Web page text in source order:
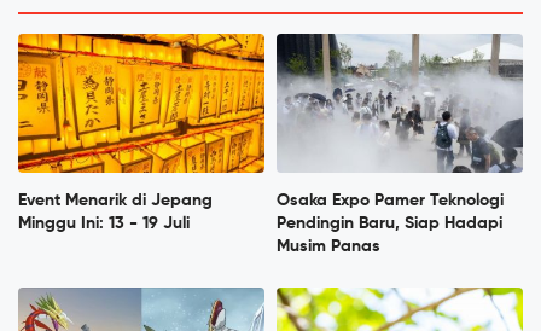
Event Menarik di Jepang
Minggu Ini: 13 - 19 Juli
Osaka Expo Pamer Teknologi
Pendingin Baru, Siap Hadapi
Musim Panas